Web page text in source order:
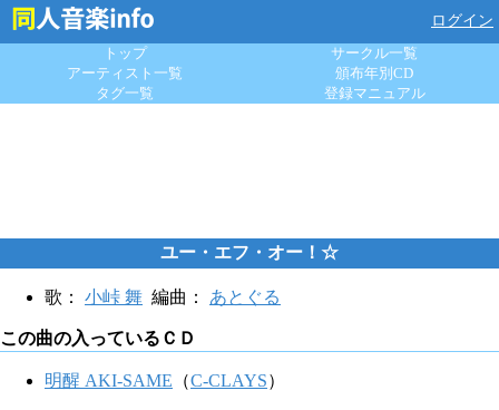
ログイン
トップ
サークル一覧
アーティスト一覧
頒布年別CD
タグ一覧
登録マニュアル
ユー・エフ・オー！☆
歌： 小峠 舞 編曲： あとぐる
この曲の入っているＣＤ
明醒 AKI-SAME （C-CLAYS）